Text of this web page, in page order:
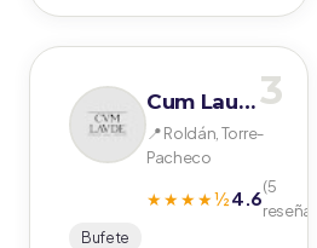
3
Cum Laude Legal
📍 Roldán, Torre-
Pacheco
★★★★½4.6(5
reseñas)
Bufete